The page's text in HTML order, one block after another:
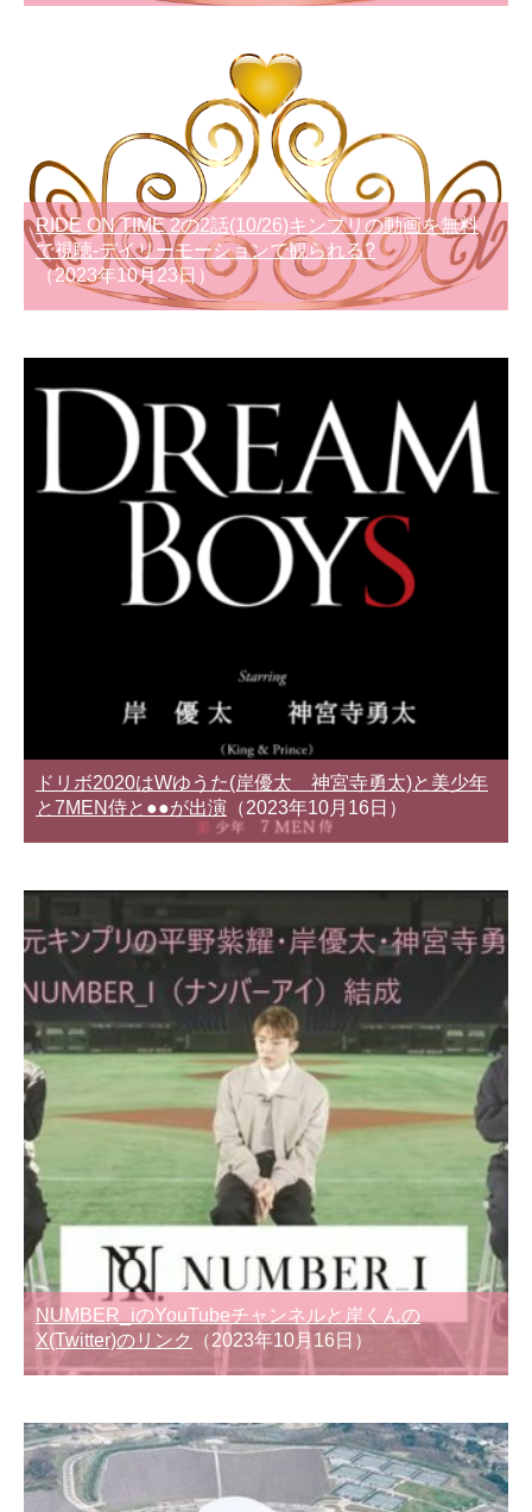
RIDE ON TIME 2の2話(10/26)キンプリの動画を無料
で視聴-デイリーモーションで観られる?
（2023年10月23日）
ドリボ2020はWゆうた(岸優太 神宮寺勇太)と美少年
と7MEN侍と●●が出演 （2023年10月16日）
NUMBER_iのYouTubeチャンネルと岸くんの
X(Twitter)のリンク
（2023年10月16日）